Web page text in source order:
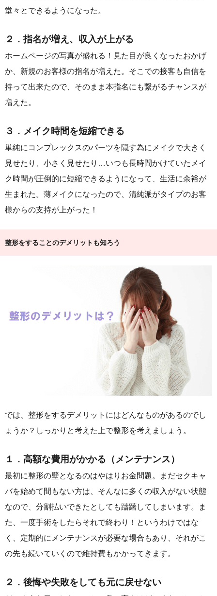
堂々とできるようになった。
２．指名が増え、収入が上がる
ホームページの写真が盛れる！見た目が良くなったおかげ
か、新規のお客様の指名が増えた。そこでの接客も自信を
持って出来たので、そのまま本指名にも繋がるチャンスが
増えた。
３．メイク時間を短縮できる
単純にコンプレックスのパーツを隠す為にメイクで大きく
見せたり、小さく見せたり…いつも長時間かけていたメイ
ク時間が圧倒的に短縮できるようになって、生活に余裕が
生まれた。薄メイクになったので、清純派がタイプのお客
様からの支持が上がった！
整形をすることのデメリットも知ろう
では、整形をするデメリットにはどんなものがあるのでし
ょうか？しっかりと考えた上で整形を考えましょう。
１．高額な費用がかかる（メンテナンス）
最初に整形の壁となるのはやはりお金問題。まだセクキャ
バを始めて間もない方は、そんなに多くの収入がない状態
なので、分割払いできたとしても躊躇してしまいます。ま
た、一度手術をしたらそれで終わり！というわけではな
く、定期的にメンテナンスが必要な場合もあり、それがこ
の先も続いていくので維持費もかかってきます。
２．後悔や失敗をしても元に戻せない